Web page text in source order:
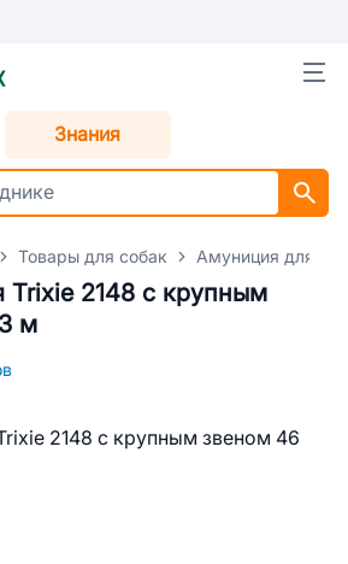
Знания
Товары для собак Амуниция для
Trixie 2148 с крупным
м